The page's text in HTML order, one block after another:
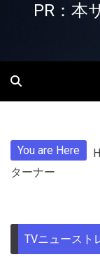
PR：本
You are Here
ターナー
TVニュースト